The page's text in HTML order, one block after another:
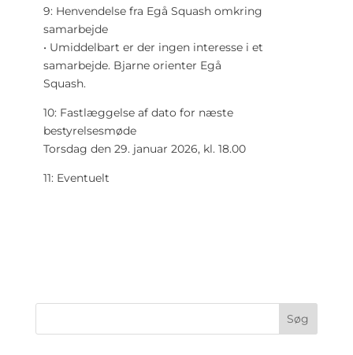
9: Henvendelse fra Egå Squash omkring
samarbejde
• Umiddelbart er der ingen interesse i et
samarbejde. Bjarne orienter Egå
Squash.
10: Fastlæggelse af dato for næste
bestyrelsesmøde
Torsdag den 29. januar 2026, kl. 18.00
11: Eventuelt
Søg